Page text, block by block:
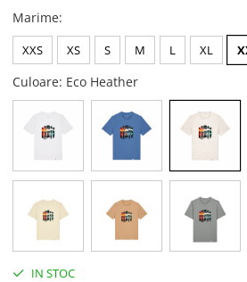
Marime:
XXS XS S M L XL
Culoare: Eco Heather
IN STOC